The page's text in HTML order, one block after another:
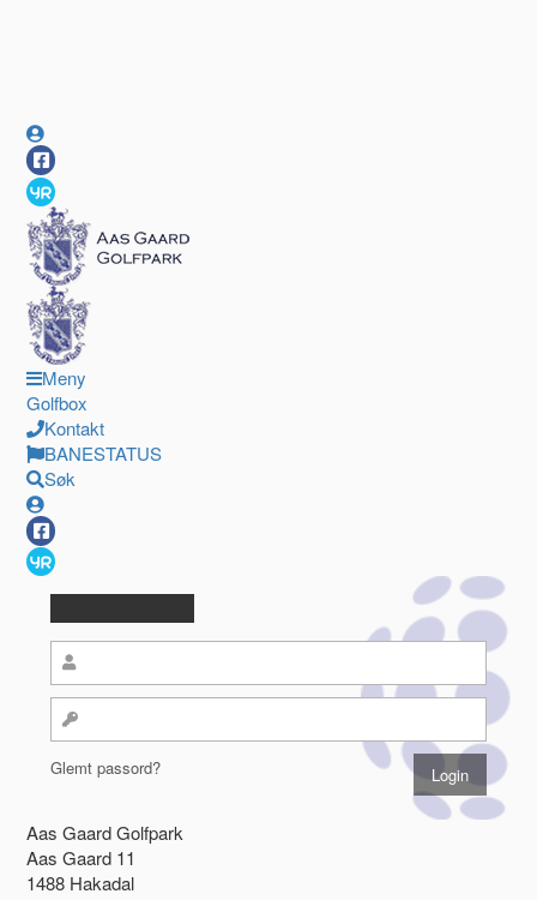
Meny
Golfbox
Kontakt
BANESTATUS
Søk
Glemt passord?
Aas Gaard Golfpark
Aas Gaard 11
1488 Hakadal